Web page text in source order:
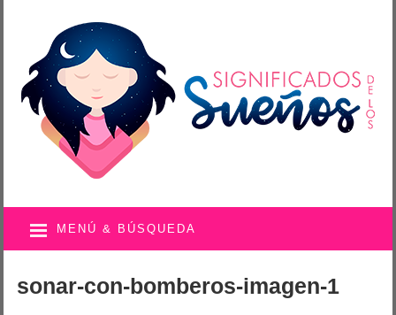
MENÚ & BÚSQUEDA
sonar-con-bomberos-imagen-1